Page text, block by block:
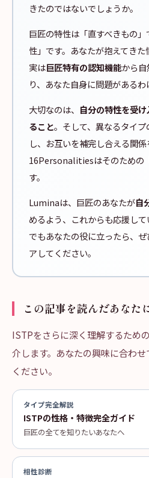
きたのではないでしょうか。
巨匠の特性は「直すべきもの
性」です。あなたが抱えてきた
実は巨匠特有の認知機能から
り、あなた自身に問題があるわ
大切なのは、 自分の特性を受
ること。そして、異なるタイ
し、お互いを補完し合える関係
16Personalitiesはそのための
す。
Luminaは、巨匠のあなたが自
めるよう、これからも応援し
でもあなたの役に立ったら、
アしてください。
この記事を読んだあなた
ISTPをさらに深く理解するため
介します。あなたの興味に合わ
ください。
タイプ完全解説
ISTPの性格・特徴完全ガイド
巨匠の全てを知りたいあなたへ
相性診断